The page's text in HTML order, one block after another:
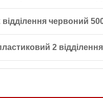
Після використання
червоний
2